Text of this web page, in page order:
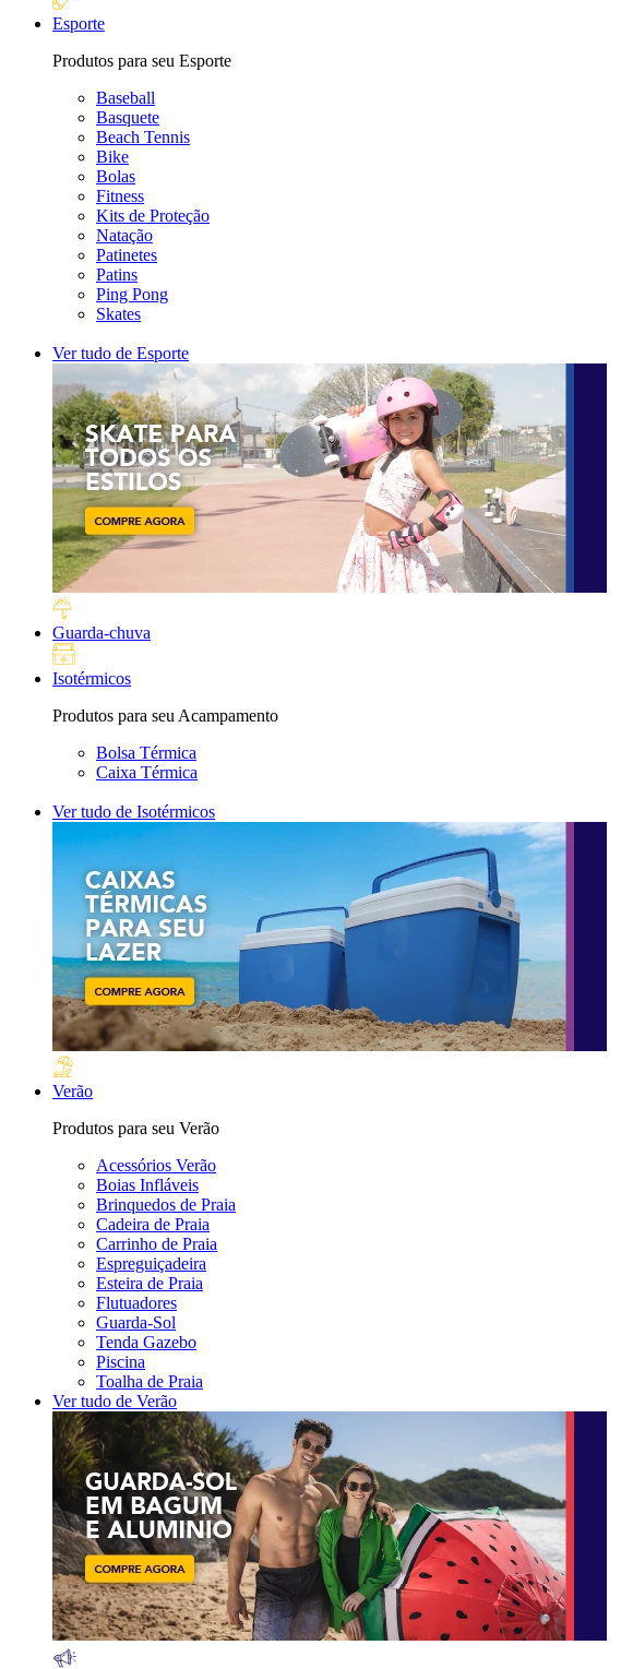
Esporte
Produtos para seu Esporte
Baseball
Basquete
Beach Tennis
Bike
Bolas
Fitness
Kits de Proteção
Natação
Patinetes
Patins
Ping Pong
Skates
Ver tudo de Esporte
Guarda-chuva
Isotérmicos
Produtos para seu Acampamento
Bolsa Térmica
Caixa Térmica
Ver tudo de Isotérmicos
Verão
Produtos para seu Verão
Acessórios Verão
Boias Infláveis
Brinquedos de Praia
Cadeira de Praia
Carrinho de Praia
Espreguiçadeira
Esteira de Praia
Flutuadores
Guarda-Sol
Tenda Gazebo
Piscina
Toalha de Praia
Ver tudo de Verão